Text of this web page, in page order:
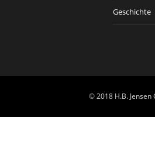
Geschichte
© 2018 H.B. Jensen